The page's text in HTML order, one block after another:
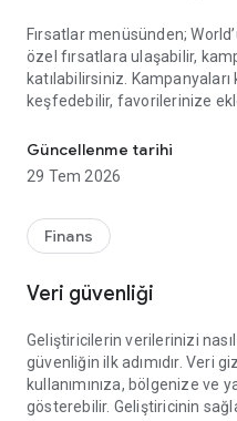
Fırsatlar menüsünden;
özel fırsatlara ulaşabilir,
katılabilirsiniz. Kampanyaları
keşfedebilir, favorilerinize
aradığınız kampanyayı
katılımlarınızı, kazanım
Kazandıklarım menüsünden;
kazandığınız puan ve
World Pay menüsünden; QR
kart veya hesabınızdan
Güncellenme tarihi
29 Tem 2026
Finans
Veri güvenliği
Geliştiricilerin verilerinizi nasıl
güvenliğin ilk adımıdır. Veri
kullanımınıza, bölgenize ve
gösterebilir. Geliştiricinin